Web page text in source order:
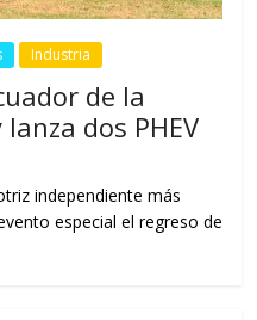
Industria
de la
dos PHEV
independiente más
especial el regreso de